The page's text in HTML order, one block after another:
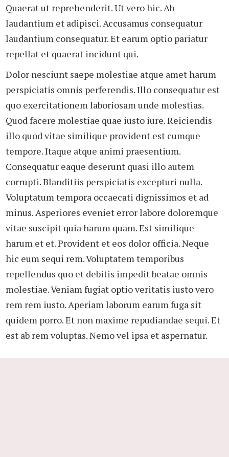
Quaerat ut reprehenderit. Ut vero hic. Ab
laudantium et adipisci. Accusamus consequatur
laudantium consequatur. Et earum optio pariatur
repellat et quaerat incidunt qui.
Dolor nesciunt saepe molestiae atque amet harum
perspiciatis omnis perferendis. Illo consequatur est
quo exercitationem laboriosam unde molestias.
Quod facere molestiae quae iusto iure. Reiciendis
illo quod vitae similique provident est cumque
tempore. Itaque atque animi praesentium.
Consequatur eaque deserunt quasi illo autem
corrupti. Blanditiis perspiciatis excepturi nulla.
Voluptatum tempora occaecati dignissimos et ad
minus. Asperiores eveniet error labore doloremque
vitae suscipit quia harum quam. Est similique
harum et et. Provident et eos dolor officia. Neque
hic eum sequi rem. Voluptatem temporibus
repellendus quo et debitis impedit beatae omnis
molestiae. Veniam fugiat optio veritatis iusto vero
rem rem iusto. Aperiam laborum earum fuga sit
quidem porro. Et non maxime repudiandae sequi. Et
est ab rem voluptas. Nemo vel ipsa et aspernatur.